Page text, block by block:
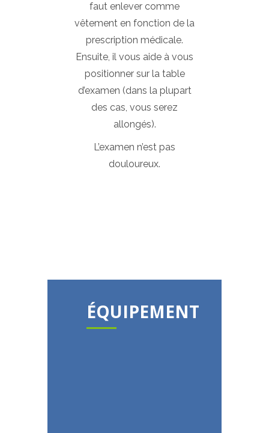
faut enlever comme
vêtement en fonction de la
prescription médicale.
Ensuite, il vous aide à vous
positionner sur la table
d’examen (dans la plupart
des cas, vous serez
allongés).
L’examen n’est pas
douloureux.
ÉQUIPEMENT